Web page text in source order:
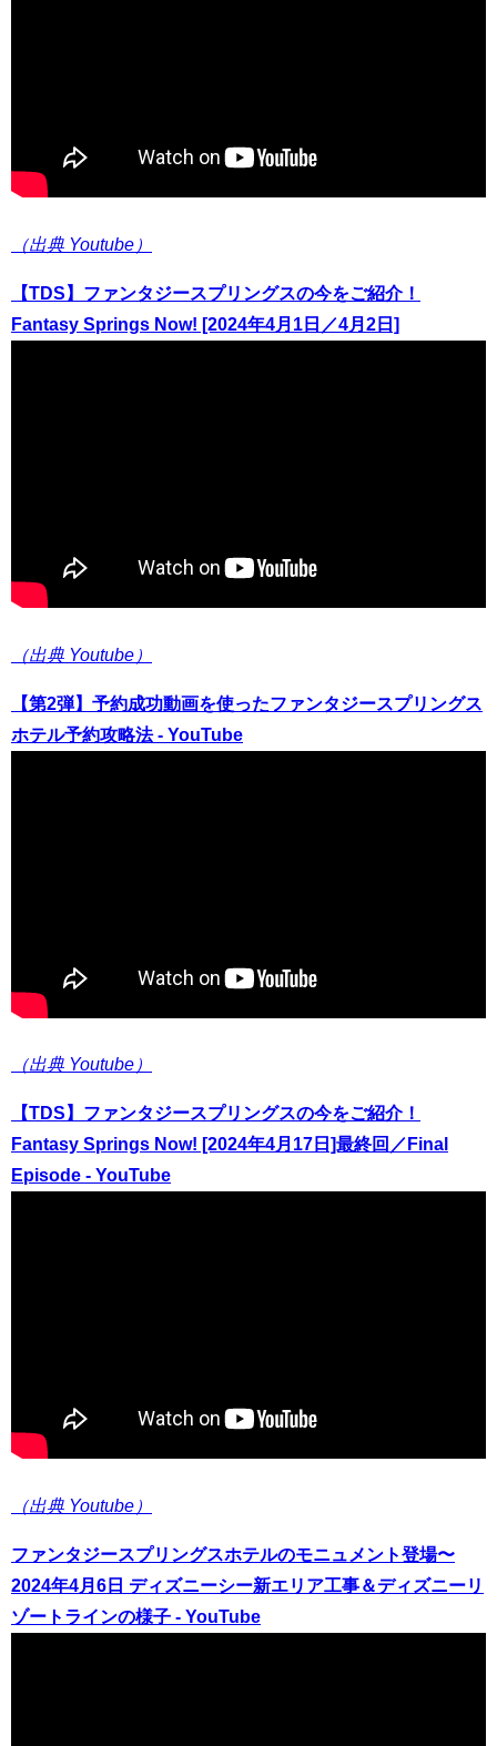
（出典 Youtube）
【TDS】ファンタジースプリングスの今をご紹介！
Fantasy Springs Now! [2024年4月1日／4月2日]
（出典 Youtube）
【第2弾】予約成功動画を使ったファンタジースプリングス
ホテル予約攻略法 - YouTube
（出典 Youtube）
【TDS】ファンタジースプリングスの今をご紹介！
Fantasy Springs Now! [2024年4月17日]最終回／Final
Episode - YouTube
（出典 Youtube）
ファンタジースプリングスホテルのモニュメント登場〜
2024年4月6日 ディズニーシー新エリア工事＆ディズニーリ
ゾートラインの様子 - YouTube